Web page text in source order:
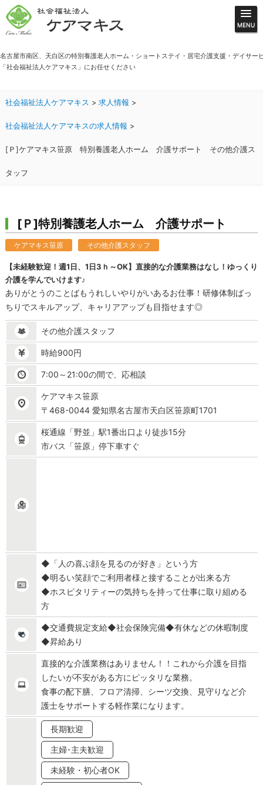
名古屋市南区、天白区の特別養護老人ホーム・ショートステイ・居宅介護支援・デイサー
「社会福祉法人ケアマキス」にお任せください
社会福祉法人ケアマキス > 求人情報 >
社会福祉法人ケアマキスの求人情報 >
[Ｐ]ケアマキス笹原 特別養護老人ホーム 介護サポート その他介護ス
タッフ
[Ｐ]特別養護老人ホーム 介護サポート
ケアマキス笹原 その他介護スタッフ
【未経験歓迎！週1日、1日3ｈ～OK】直接的な介護業務はなし！ゆっくり
介護を学んでいけます♪
ありがとうのことばもうれしいやりがいあるお仕事！研修体制ばっ
ちりでスキルアップ、キャリアアップも目指せます◎
その他介護スタッフ
時給900円
7:00～21:00の間で、応相談
ケアマキス笹原
〒468-0044 愛知県名古屋市天白区笹原町1701
桜通線「野並」駅1番出口より徒歩15分
市バス「笹原」停下車すぐ
◆「人の喜ぶ顔を見るのが好き」という方
◆明るい笑顔でご利用者様と接することが出来る方
◆ホスピタリティーの気持ちを持って仕事に取り組める
方
◆交通費規定支給◆社会保険完備◆有休などの休暇制度
◆昇給あり
直接的な介護業務はありません！！これから介護を目指
したいが不安がある方にピッタリな業務。
食事の配下膳、フロア清掃、シーツ交換、見守りなど介
護士をサポートする軽作業になります。
長期歓迎
主婦･主夫歓迎
未経験・初心者OK